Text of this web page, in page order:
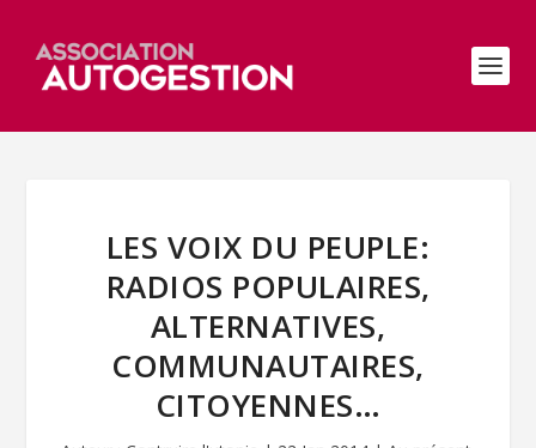
LES VOIX DU PEUPLE:
RADIOS POPULAIRES,
ALTERNATIVES,
COMMUNAUTAIRES,
CITOYENNES…